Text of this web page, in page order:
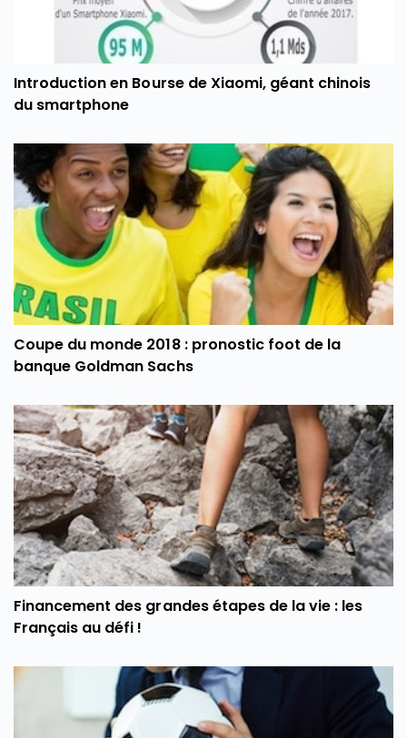
Introduction en Bourse de Xiaomi, géant chinois
du smartphone
Coupe du monde 2018 : pronostic foot de la
banque Goldman Sachs
Financement des grandes étapes de la vie : les
Français au défi !